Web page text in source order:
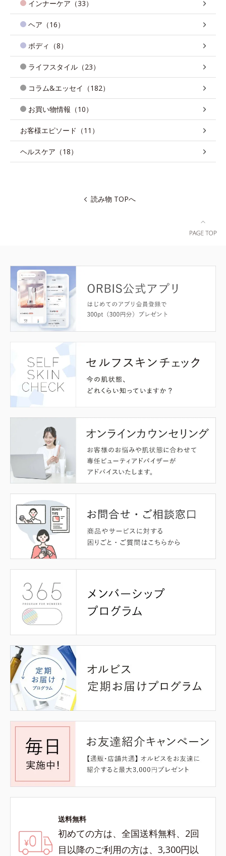
インナーケア（33）
ヘア（16）
ボディ（8）
ライフスタイル（23）
コラム&エッセイ（182）
お買い物情報（10）
お客様エピソード（11）
ヘルスケア（18）
読み物 TOPへ
送料無料
初めての方は、全国送料無料、2回
目以降のご利用の方は、3,300円以